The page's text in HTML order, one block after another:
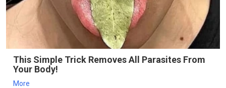
This Simple Trick Removes All Parasites From
Your Body!
More